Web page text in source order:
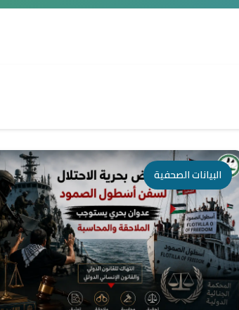
البيانات الصحفية